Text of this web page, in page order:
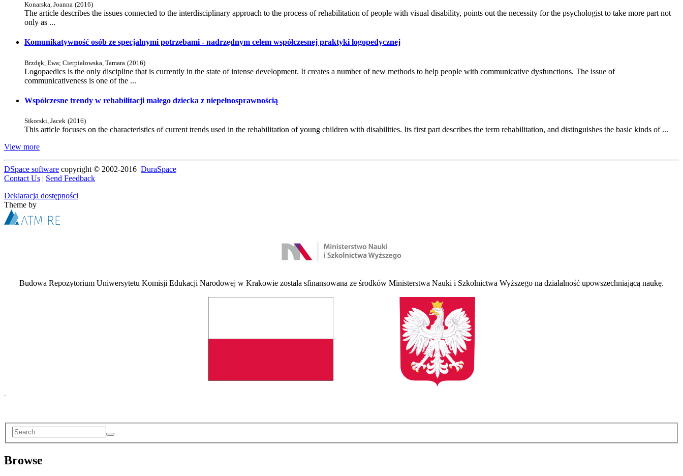
Konarska, Joanna (2016)
The article describes the issues connected to the interdisciplinary approach to the process of rehabilitation of people with visual disability, points out the necessity for the psychologist to take more part not
only as ...
Komunikatywność osób ze specjalnymi potrzebami - nadrzędnym celem współczesnej praktyki logopedycznej
Brzdęk, Ewa; Cierpiałowska, Tamara (2016)
Logopaedics is the only discipline that is currently in the state of intense development. It creates a number of new methods to help people with communicative dysfunctions. The issue of
communicativeness is one of the ...
Współczesne trendy w rehabilitacji małego dziecka z niepełnosprawnością
Sikorski, Jacek (2016)
This article focuses on the characteristics of current trends used in the rehabilitation of young children with disabilities. Its first part describes the term rehabilitation, and distinguishes the basic kinds of ...
View more
DSpace software copyright © 2002-2016 DuraSpace
Contact Us | Send Feedback
Deklaracja dostępności
Theme by
Budowa Repozytorium Uniwersytetu Komisji Edukacji Narodowej w Krakowie została sfinansowana ze środków Ministerstwa Nauki i Szkolnictwa Wyższego na działalność upowszechniającą naukę.
Browse